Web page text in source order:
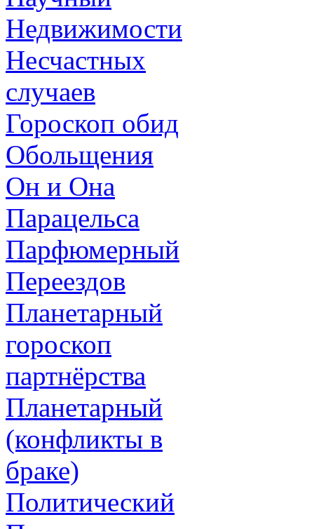
Недвижимости
Несчастных
случаев
Гороскоп обид
Обольщения
Он и Она
Парацельса
Парфюмерный
Переездов
Планетарный
гороскоп
партнёрства
Планетарный
(конфликты в
браке)
Политический